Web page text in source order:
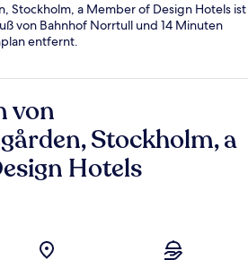
Stockholm, a Member of Design Hotels ist
von Bahnhof Norrtull und 14 Minuten
entfernt.
von
Stockholm, a
Hotels